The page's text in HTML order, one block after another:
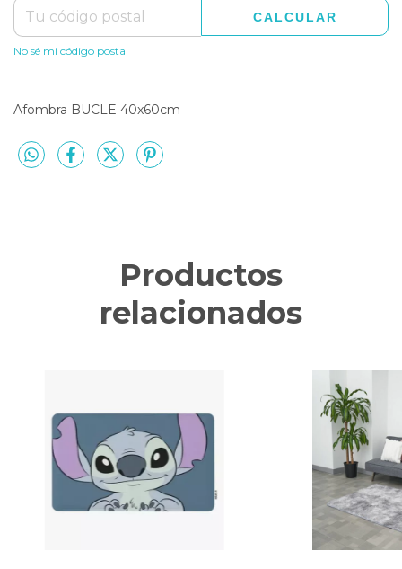
CALCULAR
No sé mi código postal
Afombra BUCLE 40x60cm
Productos
relacionados